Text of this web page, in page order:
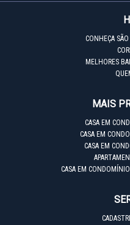
CONHEÇA
MELHORES
MAIS
CASA EM
CASA EM
CASA EM
CASA EM